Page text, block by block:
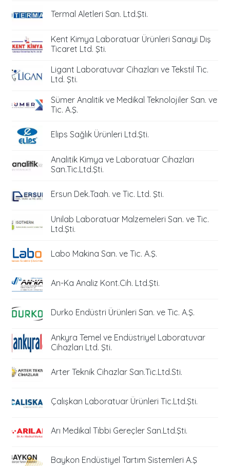
Termal Aletleri San. Ltd.Şti.
Kent Kimya Laboratuar Ürünleri Sanayi Dış
Ticaret Ltd. Şti.
Ligant Laboratuvar Cihazları ve Tekstil Tic.
Ltd. Şti.
Sümer Analitik ve Medikal Teknolojiler San. ve
Tic. A.Ş.
Elips Sağlık Ürünleri Ltd.Şti.
Analitik Kimya ve Laboratuar Cihazları
San.Tic.Ltd.Şti.
Ersun Dek.Taah. ve Tic. Ltd. Şti.
Unilab Laboratuar Malzemeleri San. ve Tic.
Ltd.Şti.
Labo Makina San. ve Tic. A.Ş.
An-Ka Analiz Kont.Cih. Ltd.Şti.
Durko Endüstri Ürünleri San. ve Tic. A.Ş.
Ankyra Temel ve Endüstriyel Laboratuvar
Cihazları Ltd. Şti.
Arter Teknik Cihazlar San.Tic.Ltd.Sti.
Çalışkan Laboratuar Ürünleri Tic.Ltd.Şti.
Arı Medikal Tıbbi Gereçler San.Ltd.Şti.
Baykon Endüstiyel Tartım Sistemleri A.Ş